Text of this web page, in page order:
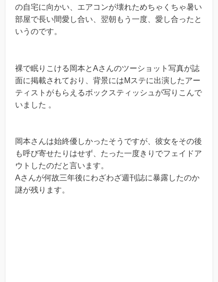
の自宅に向かい、エアコンが壊れためちゃくちゃ暑い
部屋で長い間愛し合い、翌朝もう一度、愛し合ったと
いうのです。
裸で眠りこける岡本とAさんのツーショット写真が誌
面に掲載されており、背景にはMステに出演したアー
ティストがもらえるボックスティッシュが写りこんで
いました 。
岡本さんは始終優しかったそうですが、彼女をその後
も呼び寄せたりはせず、たった一度きりでフェイドア
ウトしたのだと言います。
Aさんが何故三年後にわざわざ週刊誌に暴露したのか
謎が残ります。